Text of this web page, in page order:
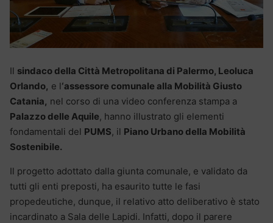
Il sindaco della Città Metropolitana di Palermo, Leoluca
Orlando, e l‘assessore comunale alla Mobilità Giusto
Catania, nel corso di una video conferenza stampa a
Palazzo delle Aquile, hanno illustrato gli elementi
fondamentali del PUMS, il Piano Urbano della Mobilità
Sostenibile.
Il progetto adottato dalla giunta comunale, e validato da
tutti gli enti preposti, ha esaurito tutte le fasi
propedeutiche, dunque, il relativo atto deliberativo è stato
incardinato a Sala delle Lapidi. Infatti, dopo il parere